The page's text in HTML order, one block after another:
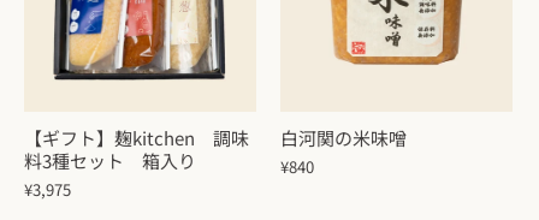
【ギフト】麹kitchen 調味
料3種セット 箱入り
¥3,975
白河関の米味噌
¥840